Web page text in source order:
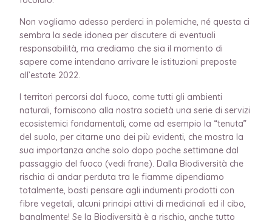
Non vogliamo adesso perderci in polemiche, né questa ci
sembra la sede idonea per discutere di eventuali
responsabilità, ma crediamo che sia il momento di
sapere come intendano arrivare le istituzioni preposte
all’estate 2022.
I territori percorsi dal fuoco, come tutti gli ambienti
naturali, forniscono alla nostra società una serie di servizi
ecosistemici fondamentali, come ad esempio la “tenuta”
del suolo, per citarne uno dei più evidenti, che mostra la
sua importanza anche solo dopo poche settimane dal
passaggio del fuoco (vedi frane). Dalla Biodiversità che
rischia di andar perduta tra le fiamme dipendiamo
totalmente, basti pensare agli indumenti prodotti con
fibre vegetali, alcuni principi attivi di medicinali ed il cibo,
banalmente! Se la Biodiversità è a rischio, anche tutto